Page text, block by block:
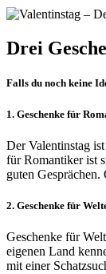
Drei
Falls du noch keine
1. Geschenke für
Der Valentinstag
für Romantiker ist
guten
2. Geschenke für
Geschenke für
eigenen Land
mit einer